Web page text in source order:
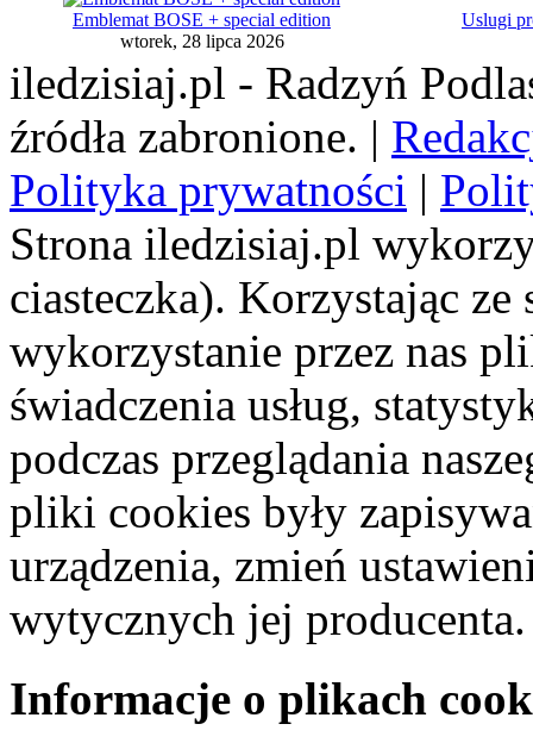
Emblemat BOSE + special edition
wtorek, 28 lipca 2026
Uslugi
iledzisiaj.pl - Radzyń
źródła zabronione. |
Polityka prywatności |
Strona iledzisiaj.pl
ciasteczka). Korzystając
wykorzystanie przez nas
świadczenia usług,
podczas przeglądania
pliki cookies były
urządzenia, zmień
wytycznych jej producenta.
Informacje o plikach